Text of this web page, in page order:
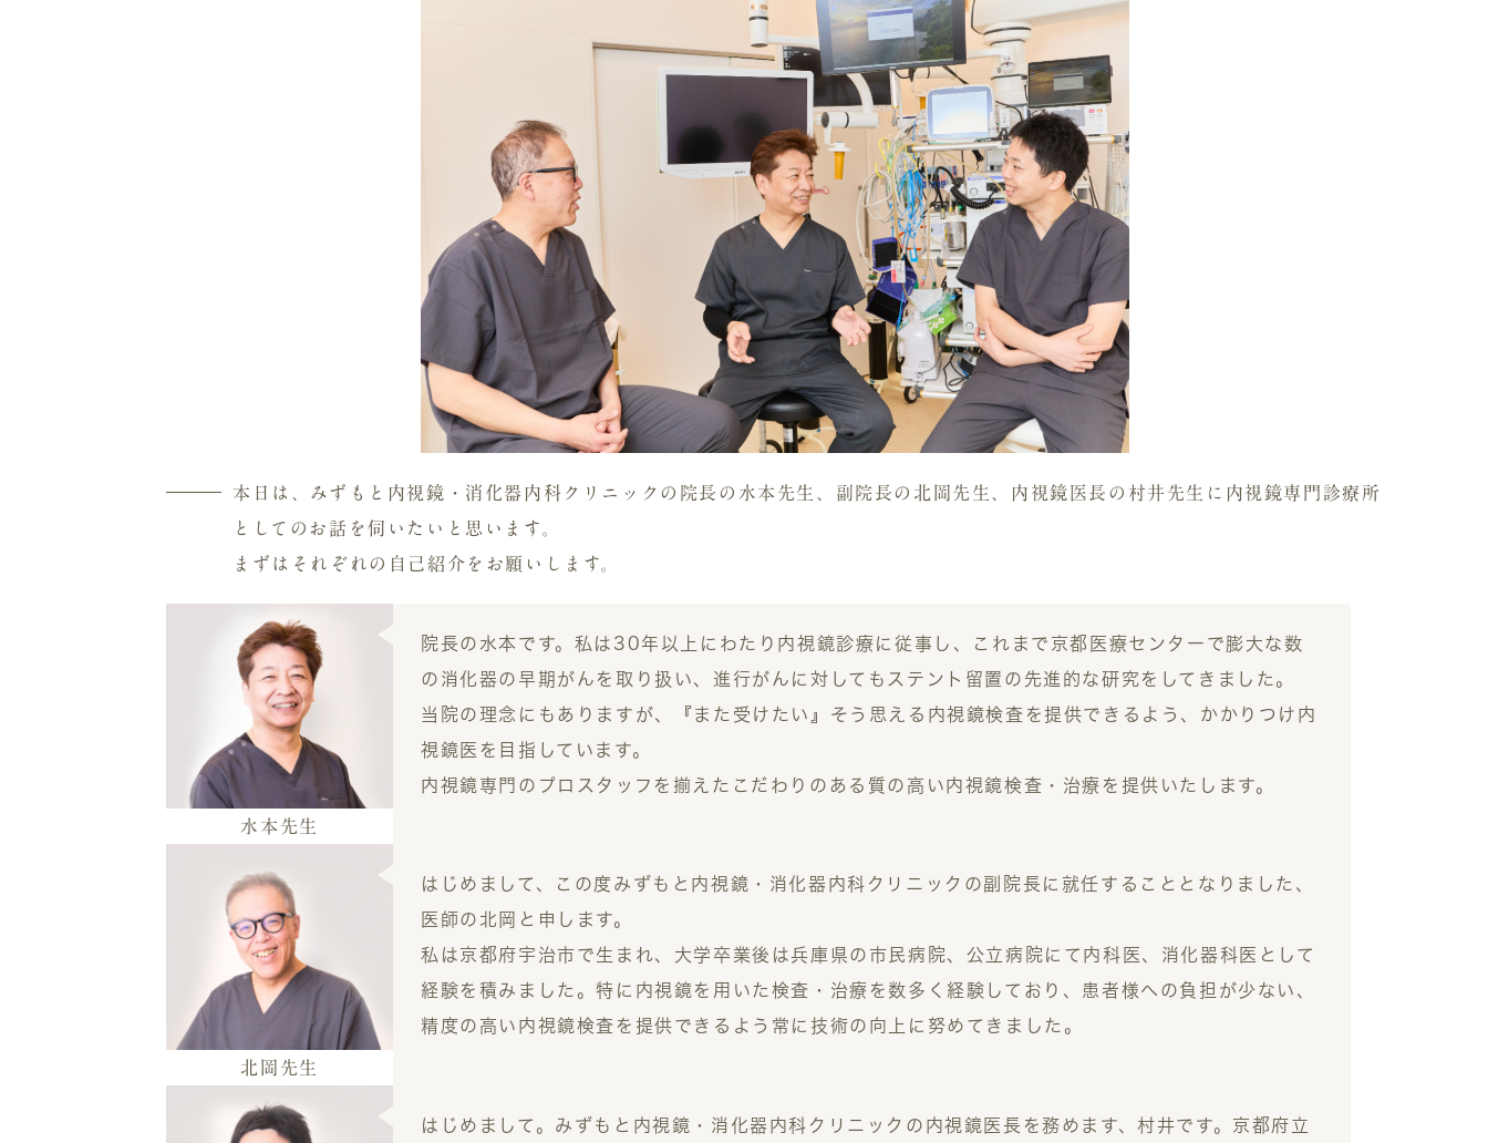
本日は、みずもと内視鏡・消化器内科クリニックの院長の水本先生、副院長の北岡先生、内視鏡医長の村井先生に内視鏡専門診療所
としてのお話を伺いたいと思います。
まずはそれぞれの自己紹介をお願いします。
水本先生
院長の水本です。私は30年以上にわたり内視鏡診療に従事し、これまで京都医療センターで膨大な数
の消化器の早期がんを取り扱い、進行がんに対してもステント留置の先進的な研究をしてきました。
当院の理念にもありますが、『また受けたい』そう思える内視鏡検査を提供できるよう、かかりつけ内
視鏡医を目指しています。
内視鏡専門のプロスタッフを揃えたこだわりのある質の高い内視鏡検査・治療を提供いたします。
北岡 先生
はじめまして、この度みずもと内視鏡・消化器内科クリニックの副院長に就任することとなりました、
医師の北岡と申します。
私は京都府宇治市で生まれ、大学卒業後は兵庫県の市民病院、公立病院にて内科医、消化器科医として
経験を積みました。特に内視鏡を用いた検査・治療を数多く経験しており、患者様への負担が少ない、
精度の高い内視鏡検査を提供できるよう常に技術の向上に努めてきました。
はじめまして。みずもと内視鏡・消化器内科クリニックの内視鏡医長を務めます、村井です。京都府立